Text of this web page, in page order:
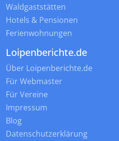
Waldgaststätten
Hotels & Pensionen
Ferienwohnungen
Loipenberichte.de
Über Loipenberichte.de
Für Webmaster
Für Vereine
Impressum
Blog
Datenschutzerklärung